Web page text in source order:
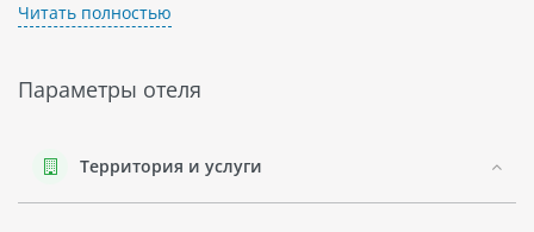
номера со всеми удобствами для приятного отдыха. В
номерах есть кондиционер, телевизор с плоским экраном,
бассейн с шезлонгами.
В окрестностях отеля STILE SUITE можно посетить
Читать полностью
Параметры отеля
Территория и услуги